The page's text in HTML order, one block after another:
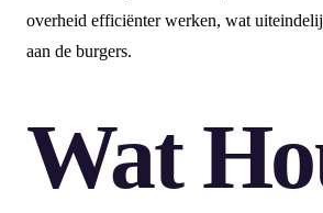
overheid efficiënter werken, wat
aan de burgers.
Wat